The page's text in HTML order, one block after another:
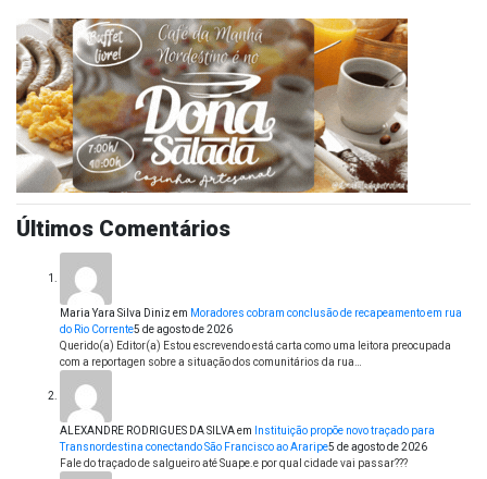
Últimos Comentários
Maria Yara Silva Dinizem Moradores cobram conclusão de recapeamento em rua
do Rio Corrente5 de agosto de 2026
Querido(a) Editor(a) Estou escrevendo está carta como uma leitora preocupada
com a reportagen sobre a situação dos comunitários da rua…
ALEXANDRE RODRIGUES DA SILVAem
Instituição propõe novo traçado para
Transnordestina conectando São Francisco ao Araripe5 de agosto de 2026
Fale do traçado de salgueiro até Suape.e por qual cidade vai passar???